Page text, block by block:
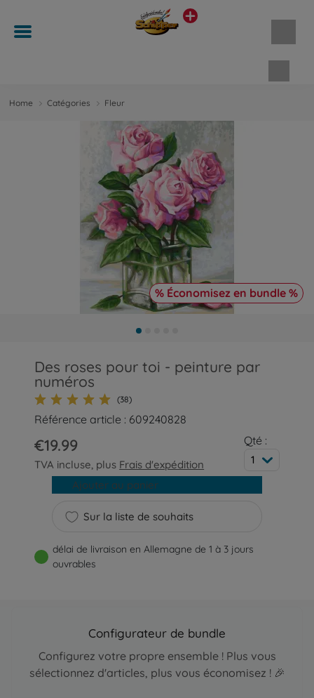
Home Catégories Fleur
% Économisez en bundle %
Des roses pour toi - peinture par
numéros
(38)
Référence article : 609240828
€19.99
TVA incluse, plus Frais d'expédition
Qté :
1
Sur la liste de souhaits
Ajouter au panier
délai de livraison en Allemagne de 1 à 3 jours
ouvrables
Configurateur de bundle
Configurez votre propre ensemble ! Plus vous
sélectionnez d'articles, plus vous économisez ! 🎉